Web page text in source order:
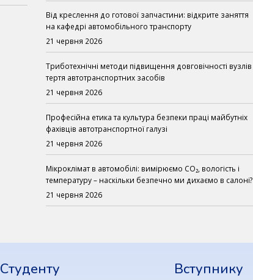
Від креслення до готової запчастини: відкрите заняття
на кафедрі автомобільного транспорту
21 червня 2026
Триботехнічні методи підвищення довговічності вузлів
тертя автотранспортних засобів
21 червня 2026
Професійна етика та культура безпеки праці майбутніх
фахівців автотранспортної галузі
21 червня 2026
Мікроклімат в автомобілі: вимірюємо CO₂, вологість і
температуру – наскільки безпечно ми дихаємо в салоні?
21 червня 2026
Студенту Вступнику